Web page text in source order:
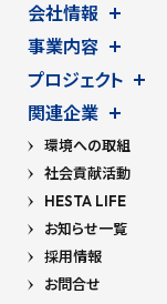
会社情報
事業内容
プロジェクト
関連企業
環境への取組
社会貢献活動
HESTA LIFE
お知らせ一覧
採用情報
お問合せ